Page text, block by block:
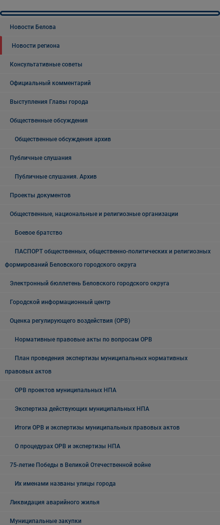
Новости Белова
Новости региона
Консультативные советы
Официальный комментарий
Выступления Главы города
Общественные обсуждения
Общественные обсуждения архив
Публичные слушания
Публичные слушания. Архив
Проекты документов
Общественные, национальные и религиозные организации
Боевое братство
ПАСПОРТ общественных, общественно-политических и религиозных
формирований Беловского городского округа
Электронный бюллетень Беловского городского округа
Городской информационный центр
Оценка регулирующего воздействия (ОРВ)
Нормативные правовые акты по вопросам ОРВ
План проведения экспертизы муниципальных нормативных
правовых актов
ОРВ проектов муниципальных НПА
Экспертиза действующих муниципальных НПА
Итоги ОРВ и экспертизы муниципальных правовых актов
О процедурах ОРВ и экспертизы НПА
75-летие Победы в Великой Отечественной войне
Их именами названы улицы города
Ликвидация аварийного жилья
Муниципальные закупки